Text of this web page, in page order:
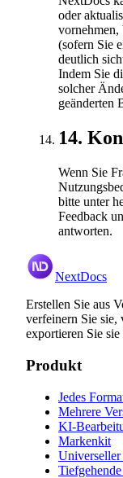
oder
(sofern Sie
deutlich
Indem Sie
solcher
geänderten
14.
Wenn Sie
bitte unter
Feedback
antworten.
NextDocs
Erstellen Sie aus
verfeinern Sie sie,
exportieren Sie
Produkt
Jedes
Mehrere
KI-
Markenkit